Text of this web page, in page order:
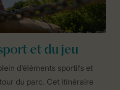
et du jeu
d'éléments sportifs et
du parc. Cet itinéraire